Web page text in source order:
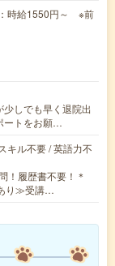
時給1550円～ ※前
少しでも早く退院出
ートをお願…
キル不要 / 英語力不
！履歴書不要！＊
り≫受講…